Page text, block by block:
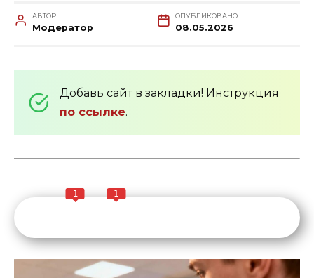
АВТОР
Модератор
ОПУБЛИКОВАНО
08.05.2026
Добавь сайт в закладки! Инструкция
по ссылке.
1 1